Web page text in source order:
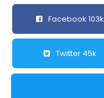
Facebook 103k
Twitter 45k